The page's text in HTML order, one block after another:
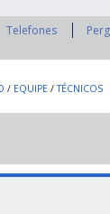
Telefones
/ EQUIPE / TÉCNICOS